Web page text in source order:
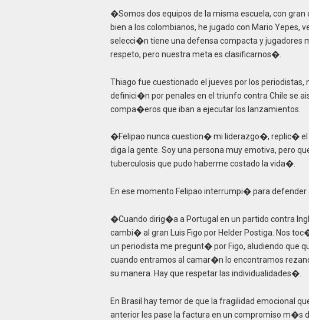
�Somos dos equipos de la misma escuela, con
bien a los colombianos, he jugado con Mario Yepes,
selecci�n tiene una defensa compacta y jugadores
respeto, pero nuestra meta es clasificarnos�.
Thiago fue cuestionado el jueves por los
definici�n por penales en el triunfo contra Chile se
compa�eros que iban a ejecutar los lanzamientos.
�Felipao nunca cuestion� mi liderazgo�, replic�
diga la gente. Soy una persona muy emotiva, pero
tuberculosis que pudo haberme costado la vida�.
En ese momento Felipao interrumpi� para defender
�Cuando dirig�a a Portugal en un partido contra
cambi� al gran Luis Figo por Helder Postiga. Nos
un periodista me pregunt� por Figo, aludiendo que
cuando entramos al camar�n lo encontramos
su manera. Hay que respetar las individualidades�.
En Brasil hay temor de que la fragilidad emocional
anterior les pase la factura en un compromiso